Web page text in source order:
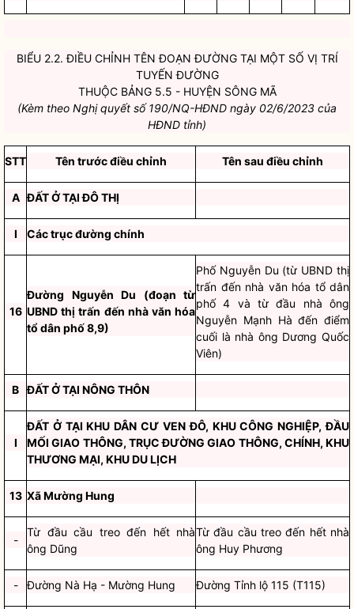
BIỂU 2.2. ĐIỀU CHỈNH TÊN ĐOẠN ĐƯỜNG TẠI MỘT SỐ VỊ TRÍ
TUYẾN ĐƯỜNG
THUỘC BẢNG 5.5 - HUYỆN SÔNG MÃ
(Kèm theo Nghị quyết số 190/NQ-HĐND ngày 02/6/2023 của
HĐND tỉnh)
STT Tên trước điều chỉnh Tên sau điều chỉnh
A ĐẤT Ở TẠI ĐÔ THỊ
I Các trục đường chính
16
Đường Nguyễn Du (đoạn từ
UBND thị trấn đến nhà văn hóa
tổ dân phố 8,9)
Phố Nguyễn Du (từ UBND thị
trấn đến nhà văn hóa tổ dân
phố 4 và từ đầu nhà ông
Nguyễn Mạnh Hà đến điểm
cuối là nhà ông Dương Quốc
Viên)
B ĐẤT Ở TẠI NÔNG THÔN
I
ĐẤT Ở TẠI KHU DÂN CƯ VEN ĐÔ, KHU CÔNG NGHIỆP, ĐẦU
MỐI GIAO THÔNG, TRỤC ĐƯỜNG GIAO THÔNG, CHÍNH, KHU
THƯƠNG MẠI, KHU DU LỊCH
13 Xã Mường Hung
-
Từ đầu cầu treo đến hết nhà
ông Dũng
Từ đầu cầu treo đến hết nhà
ông Huy Phương
- Đường Nà Hạ - Mường Hung Đường Tỉnh lộ 115 (T115)